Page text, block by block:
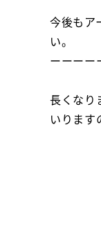
今後もア
い。
ーーーー
長くなり
いります